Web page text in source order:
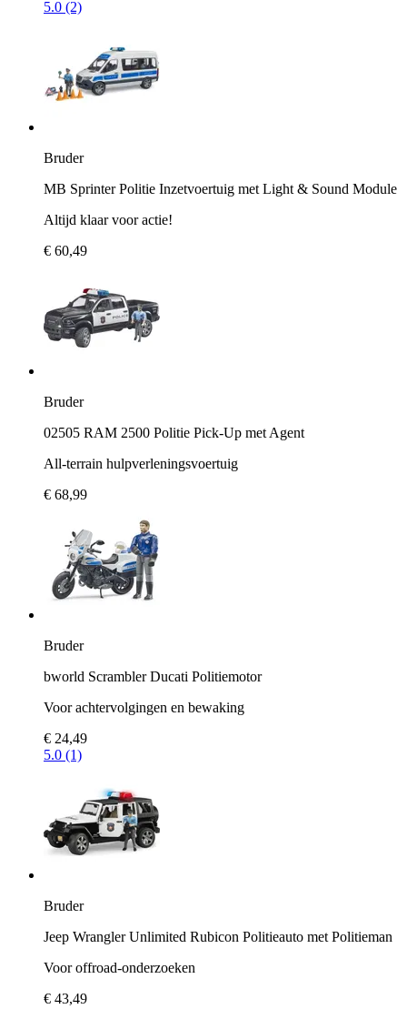
5.0 (2)
Bruder
MB Sprinter Politie Inzetvoertuig met Light & Sound Module
Altijd klaar voor actie!
€ 60,49
Bruder
02505 RAM 2500 Politie Pick-Up met Agent
All-terrain hulpverleningsvoertuig
€ 68,99
Bruder
bworld Scrambler Ducati Politiemotor
Voor achtervolgingen en bewaking
€ 24,49
5.0 (1)
Bruder
Jeep Wrangler Unlimited Rubicon Politieauto met Politieman
Voor offroad-onderzoeken
€ 43,49